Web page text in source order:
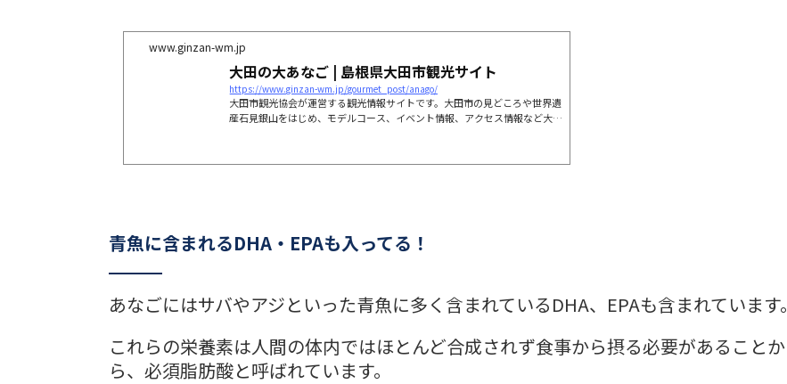
www.ginzan-wm.jp
大田の大あなご | 島根県大田市観光サイト
https://www.ginzan-wm.jp/gourmet_post/anago/
大田市観光協会が運営する観光情報サイトです。大田市の見どころや世界遺
産石見銀山をはじめ、モデルコース、イベント情報、アクセス情報など大田
青魚に含まれるDHA・EPAも入ってる！
あなごにはサバやアジといった青魚に多く含まれているDHA、EPAも含まれています。
これらの栄養素は人間の体内ではほとんど合成されず食事から摂る必要があることか
ら、必須脂肪酸と呼ばれています。